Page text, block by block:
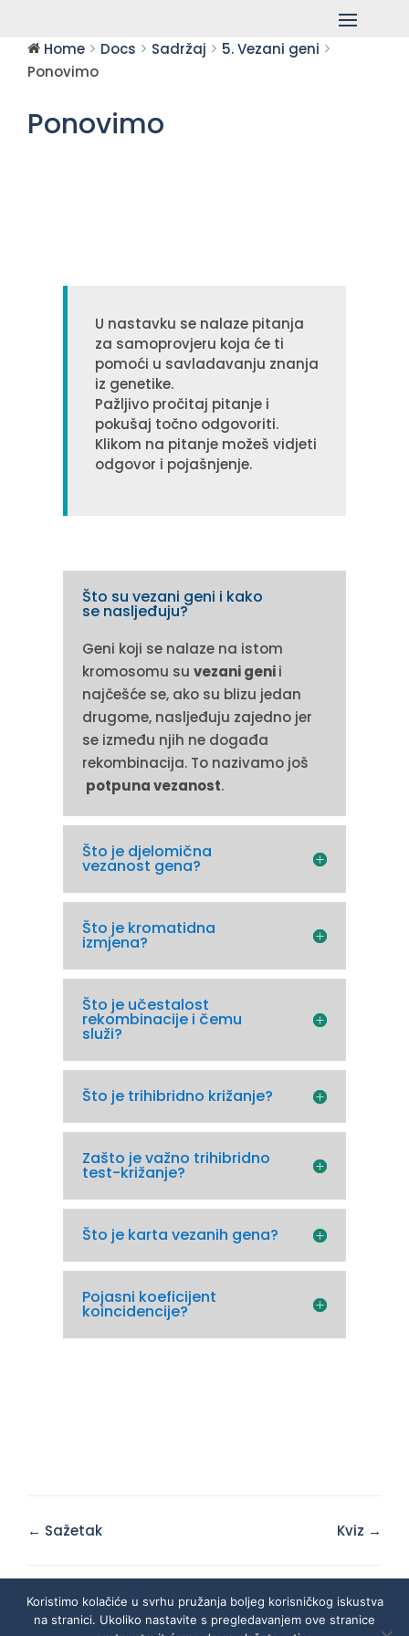
Home Docs Sadržaj
5. Vezani geni
Ponovimo
Ponovimo
U nastavku se nalaze pitanja
za samoprovjeru koja će ti
pomoći u savladavanju znanja
iz genetike.
Pažljivo pročitaj pitanje i
pokušaj točno odgovoriti.
Klikom na pitanje možeš vidjeti
odgovor i pojašnjenje.
Što su vezani geni i kako
se nasljeđuju?
Geni koji se nalaze na istom
kromosomu su vezani genii
najčešće se, ako su blizu jedan
drugome, nasljeđuju zajedno jer
se između njih ne događa
rekombinacija. To nazivamo još
potpuna vezanost.
Što je djelomična
vezanost gena?
Što je kromatidna
izmjena?
Što je učestalost
rekombinacije i čemu
služi?
Što je trihibridno križanje?
Zašto je važno trihibridno
test-križanje?
Što je karta vezanih gena?
Pojasni koeficijent
koincidencije?
Doc
← Sažetak Kviz →
Koristimo kolačiće u svrhu pružanja boljeg korisničkog iskustva
na stranici. Ukoliko nastavite s pregledavanjem ove stranice